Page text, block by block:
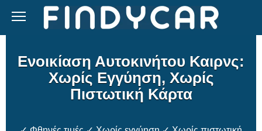
content
Ενοικίαση Αυτοκινήτου Καιρνς:
Χωρίς Εγγύηση, Χωρίς
Πιστωτική Κάρτα